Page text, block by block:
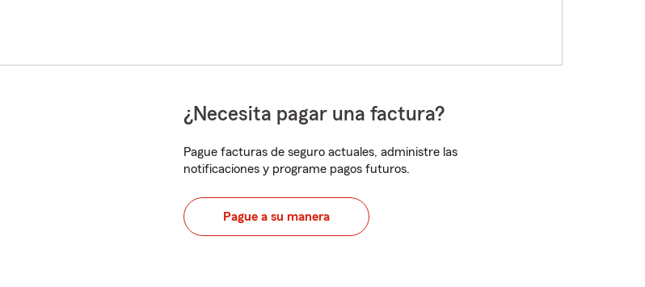
¿Necesita pagar una factura?
Pague facturas de seguro actuales, administre las
notificaciones y programe pagos futuros.
Pague a su manera